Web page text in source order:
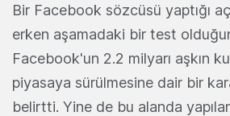
Bir Facebook sözcüsü yaptığı
erken aşamadaki bir test
Facebook'un 2.2 milyarı aşkın
piyasaya sürülmesine dair bir
belirtti. Yine de bu alanda